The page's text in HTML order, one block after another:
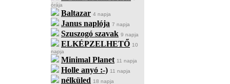
órája
Baltazar 4 napja
Janus naplója 7 napja
Szuszogó szavak 9 napja
ELKÉPZELHETŐ 10
napja
Minimal Planet 11 napja
Holle anyó :-) 11 napja
nélküled 18 napja